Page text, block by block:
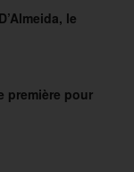
le
première pour